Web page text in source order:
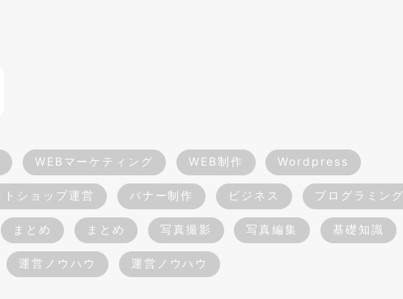
WEBマーケティング WEB制作 Wordpress
トショップ運営 バナー制作 ビジネス プログラミング
まとめ まとめ 写真撮影 写真編集 基礎知識
運営ノウハウ 運営ノウハウ